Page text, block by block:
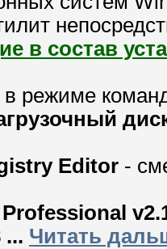
в состав
в режиме
Editor -
... Читать